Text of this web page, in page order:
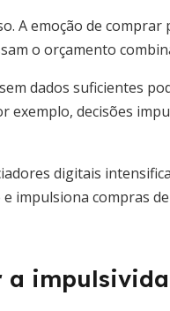
A emoção de
o orçamento
dados suficientes
exemplo, decisões
digitais
impulsiona compras
a